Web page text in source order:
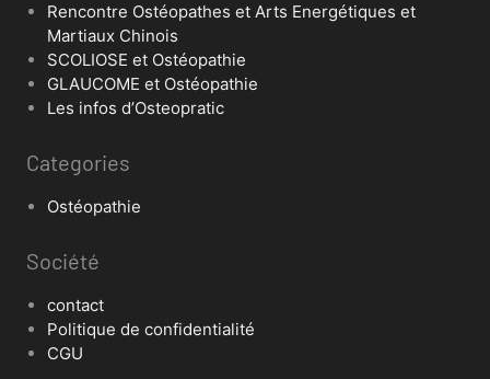
Rencontre Ostéopathes et Arts Energétiques et
Martiaux Chinois
SCOLIOSE et Ostéopathie
GLAUCOME et Ostéopathie
Les infos d’Osteopratic
Categories
Ostéopathie
Société
contact
Politique de confidentialité
CGU